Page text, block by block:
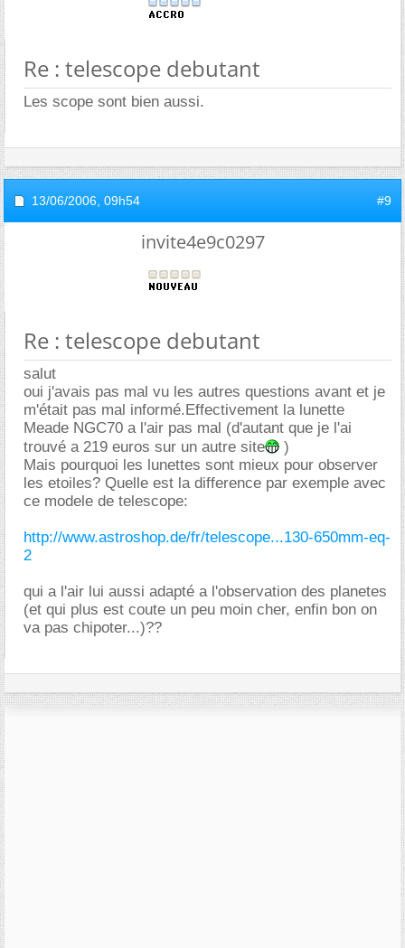
Re : telescope debutant
Les scope sont bien aussi.
13/06/2006, 09h54 #9
invite4e9c0297
Re : telescope debutant
salut
oui j'avais pas mal vu les autres questions avant et je
m'était pas mal informé.Effectivement la lunette
Meade NGC70 a l'air pas mal (d'autant que je l'ai
trouvé a 219 euros sur un autre site
)
Mais pourquoi les lunettes sont mieux pour observer
les etoiles? Quelle est la difference par exemple avec
ce modele de telescope:
http://www.astroshop.de/fr/telescope...130-650mm-eq-
2
qui a l'air lui aussi adapté a l'observation des planetes
(et qui plus est coute un peu moin cher, enfin bon on
va pas chipoter...)??